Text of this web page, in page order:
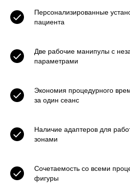
Персонализированные
пациента
Две рабочие манипулы с
параметрами
Экономия процедурного
за один сеанс
Наличие адаптеров для
зонами
Сочетаемость со всеми
фигуры